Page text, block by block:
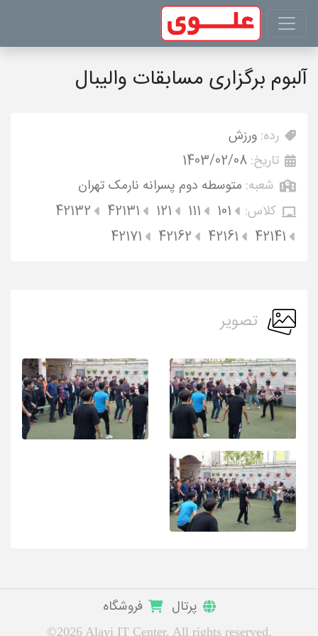
آلبوم برگزاری مسابقات والیبال
رده: ورزش
تاریخ: 1403/02/08
شعبه: متوسطه دوم پسرانه نارمک تهران
کلاس:
101
111
121
42131
42132
42141
42161
42162
42171
تصویر
پرتال فروشگاه
©2026 Alavi IT Center. All rights reserved.